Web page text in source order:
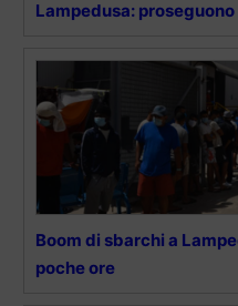
Lampedusa:
Boom di sbarchi a
poche ore